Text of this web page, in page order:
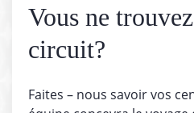
Vous ne
circuit?
Faites – nous savoir vos